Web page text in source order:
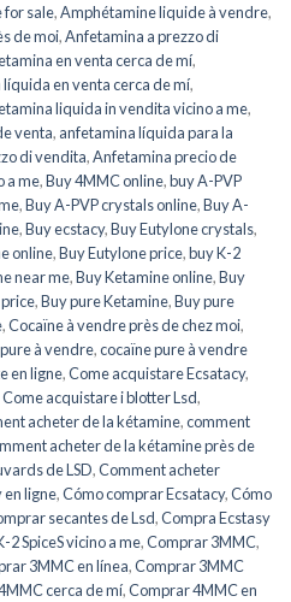
for sale,Amphétamine liquide à vendre,
de moi,Anfetamina a prezzo di
en venta cerca de mí,
en venta cerca de mí,
liquida in vendita vicino a me,
venta, anfetamina líquida para la
di vendita,Anfetamina precio de
a me,Buy 4MMC online,buy A-PVP
,Buy A-PVP crystals online,Buy A-
,Buy ecstacy,Buy Eutylone crystals,
online,Buy Eutylone price,buy K-2
near me,Buy Ketamine online,Buy
,Buy pure Ketamine,Buy pure
,Cocaïne à vendre près de chez moi,
à vendre,cocaïne pure à vendre
en ligne,Come acquistare Ecsatacy,
Come acquistare i blotter Lsd,
acheter de la kétamine,comment
acheter de la kétamine près de
de LSD,Comment acheter
en ligne,Cómo comprar Ecsatacy,Cómo
secantes de Lsd,Compra Ecstasy
2 SpiceS vicino a me,Comprar 3MMC,
3MMC en línea,Comprar 3MMC
cerca de mí,Comprar 4MMC en